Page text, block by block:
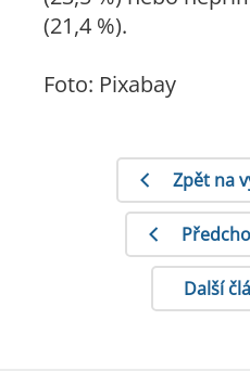
(21,4 %).
Foto: Pixabay
Zpět na
Další